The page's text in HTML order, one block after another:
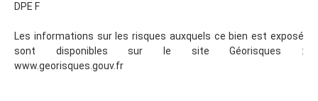
DPE F
Les informations sur les risques auxquels ce bien est exposé
sont disponibles sur le site Géorisques :
www.georisques.gouv.fr